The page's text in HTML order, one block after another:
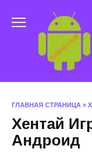
содержанию
ГЛАВНАЯ СТРАНИЦА »
Хентай
Андроид